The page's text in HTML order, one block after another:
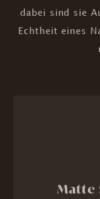
dabei sind sie
Echtheit eines
Matte